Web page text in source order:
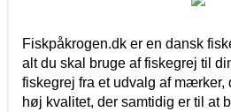
Fiskpåkrogen.dk er en dansk
alt du skal bruge af fiskegrej til
fiskegrej fra et udvalg af mærker,
høj kvalitet, der samtidig er til at